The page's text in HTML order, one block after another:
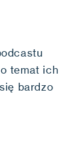
temat ich
bardzo